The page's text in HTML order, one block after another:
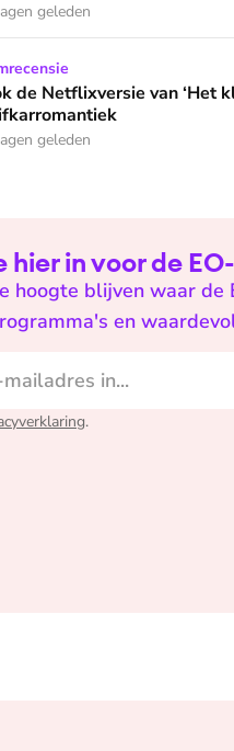
geleden
van ‘Het kleine huis’
de Netflixversie van ‘Het
geleden
hier in voor de
hoogte blijven waar de
en
.